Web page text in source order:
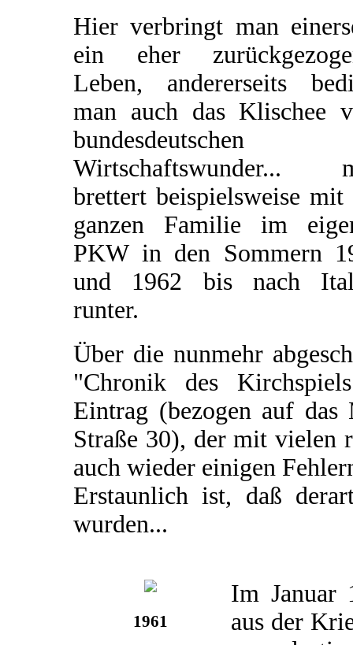
Hier verbringt man
ein eher
Leben, andererseits
man auch das Klischee
bundesdeutschen
Wirtschaftswunder...
brettert beispielsweise mit
ganzen Familie im
PKW in den Sommern
und 1962 bis nach
runter.
Über die nunmehr
"Chronik des
Eintrag (bezogen auf
Straße 30), der mit vielen
auch wieder einigen
Erstaunlich ist, daß
wurden...
1961
Im Januar
aus der